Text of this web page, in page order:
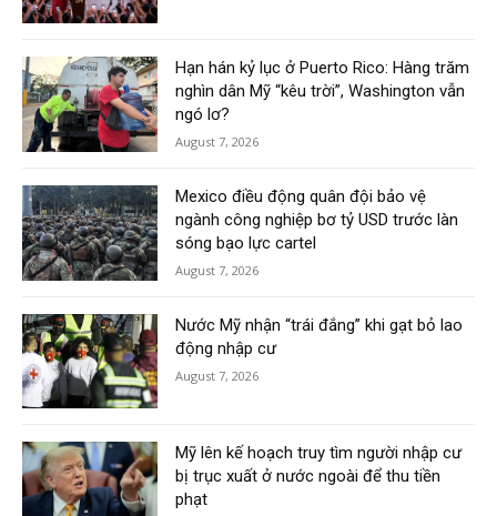
Hạn hán kỷ lục ở Puerto Rico: Hàng trăm
nghìn dân Mỹ “kêu trời”, Washington vẫn
ngó lơ?
August 7, 2026
Mexico điều động quân đội bảo vệ
ngành công nghiệp bơ tỷ USD trước làn
sóng bạo lực cartel
August 7, 2026
Nước Mỹ nhận “trái đắng” khi gạt bỏ lao
động nhập cư
August 7, 2026
Mỹ lên kế hoạch truy tìm người nhập cư
bị trục xuất ở nước ngoài để thu tiền
phạt